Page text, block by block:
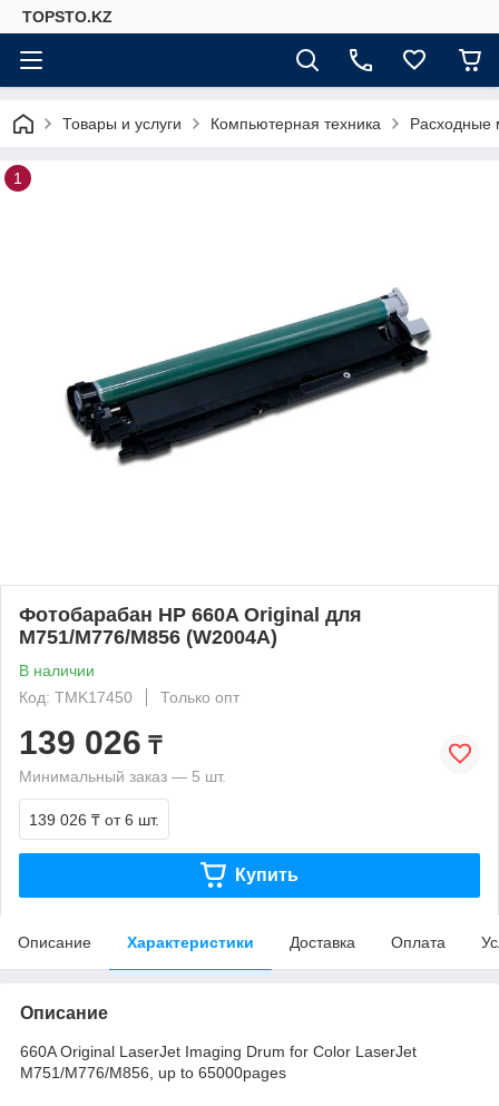
TOPSTO.KZ
Товары и услуги Компьютерная техника Расходные
1
Фотобарабан HP 660A Original для
M751/M776/M856 (W2004A)
В наличии
Код: TMK17450
Только опт
139 026 ₸
Минимальный заказ — 5 шт.
139 026 ₸ от 6 шт.
Купить
Описание Характеристики Доставка Оплата
Описание
660A Original LaserJet Imaging Drum for Color LaserJet
M751/M776/M856, up to 65000pages